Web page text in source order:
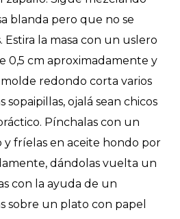
blanda pero que no se
la masa con un uslero
0,5 cm aproximadamente y
redondo corta varios
ojalá sean chicos
Pínchalas con un
fríelas en aceite hondo por
dándolas vuelta un
con la ayuda de un
sobre un plato con papel